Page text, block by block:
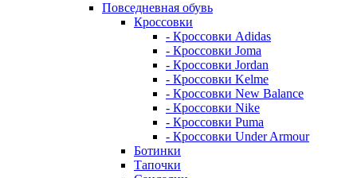
Повседневная обувь
Кроссовки
- Кроссовки Adidas
- Кроссовки Joma
- Кроссовки Jordan
- Кроссовки Kelme
- Кроссовки New Balance
- Кроссовки Nike
- Кроссовки Puma
- Кроссовки Under Armour
Ботинки
Тапочки